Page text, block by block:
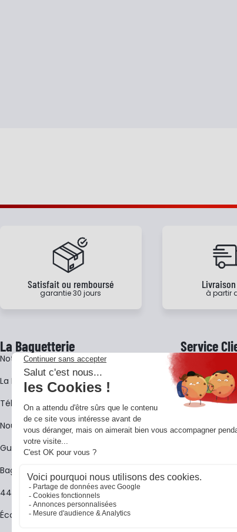
Satisfait ou remboursé
garantie 30 jours à partir
La Baguetterie
Notre histoire
La BagShow
​Télécharger le catalogue
Nous contacter
Guides La Baguetterie
Baguetterie Shop Online
44 ans de rencontres
Écoles
Service
Garantie 3 ans
CGV
FAQ -